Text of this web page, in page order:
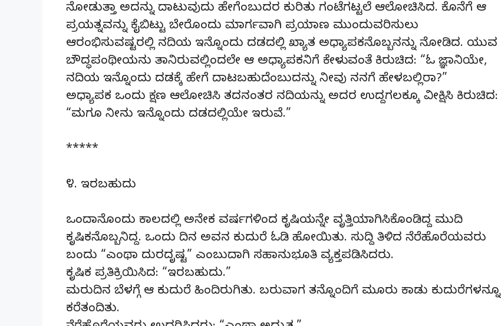
ನೋಡುತ್ತಾ ಅದನ್ನು ದಾಟುವುದು ಹೇಗೆಂಬುದರ ಕುರಿತು ಗಂಟೆಗಟ್ಟಲೆ ಆಲೋಚಿಸಿದ. ಕೊನೆಗೆ ಆ
ಪ್ರಯತ್ನವನ್ನು ಕೈಬಿಟ್ಟು ಬೇರೊಂದು ಮಾರ್ಗವಾಗಿ ಪ್ರಯಾಣ ಮುಂದುವರಿಸುಲು
ಆರಂಭಿಸುವಷ್ಟರಲ್ಲಿ ನದಿಯ ಇನ್ನೊಂದು ದಡದಲ್ಲಿ ಖ್ಯಾತ ಅಧ್ಯಾಪಕನೊಬ್ಬನನ್ನು ನೋಡಿದ. ಯುವ
ಬೌದ್ಧಪಂಥೀಯನು ತಾನಿರುವಲ್ಲಿಂದಲೇ ಆ ಅಧ್ಯಾಪಕನಿಗೆ ಕೇಳುವಂತೆ ಕಿರುಚಿದ: “ಓ ಜ್ಞಾನಿಯೇ,
ನದಿಯ ಇನ್ನೊಂದು ದಡಕ್ಕೆ ಹೇಗೆ ದಾಟಬಹುದೆಂಬುದನ್ನು ನೀವು ನನಗೆ ಹೇಳಬಲ್ಲಿರಾ?”
ಅಧ್ಯಾಪಕ ಒಂದು ಕ್ಷಣ ಆಲೋಚಿಸಿ ತದನಂತರ ನದಿಯನ್ನು ಅದರ ಉದ್ದಗಲಕ್ಕೂ ವೀಕ್ಷಿಸಿ ಕಿರುಚಿದ:
“ಮಗೂ ನೀನು ಇನ್ನೊಂದು ದಡದಲ್ಲಿಯೇ ಇರುವೆ.”
*****
೪. ಇರಬಹುದು
ಒಂದಾನೊಂದು ಕಾಲದಲ್ಲಿ ಅನೇಕ ವರ್ಷಗಳಿಂದ ಕೃಷಿಯನ್ನೇ ವೃತ್ತಿಯಾಗಿಸಿಕೊಂಡಿದ್ದ ಮುದಿ
ಕೃಷಿಕನೊಬ್ಬನಿದ್ದ. ಒಂದು ದಿನ ಅವನ ಕುದುರೆ ಓಡಿ ಹೋಯಿತು. ಸುದ್ದಿ ತಿಳಿದ ನೆರೆಹೊರೆಯವರು
ಬಂದು “ಎಂಥಾ ದುರದೃಷ್ಟ” ಎಂಬುದಾಗಿ ಸಹಾನುಭೂತಿ ವ್ಯಕ್ತಪಡಿಸಿದರು.
ಕೃಷಿಕ ಪ್ರತಿಕ್ರಿಯಿಸಿದ: “ಇರಬಹುದು.”
ಮರುದಿನ ಬೆಳಗ್ಗೆ ಆ ಕುದುರೆ ಹಿಂದಿರುಗಿತು. ಬರುವಾಗ ತನ್ನೊಂದಿಗೆ ಮೂರು ಕಾಡು ಕುದುರೆಗಳನ್ನೂ
ಕರೆತಂದಿತು.